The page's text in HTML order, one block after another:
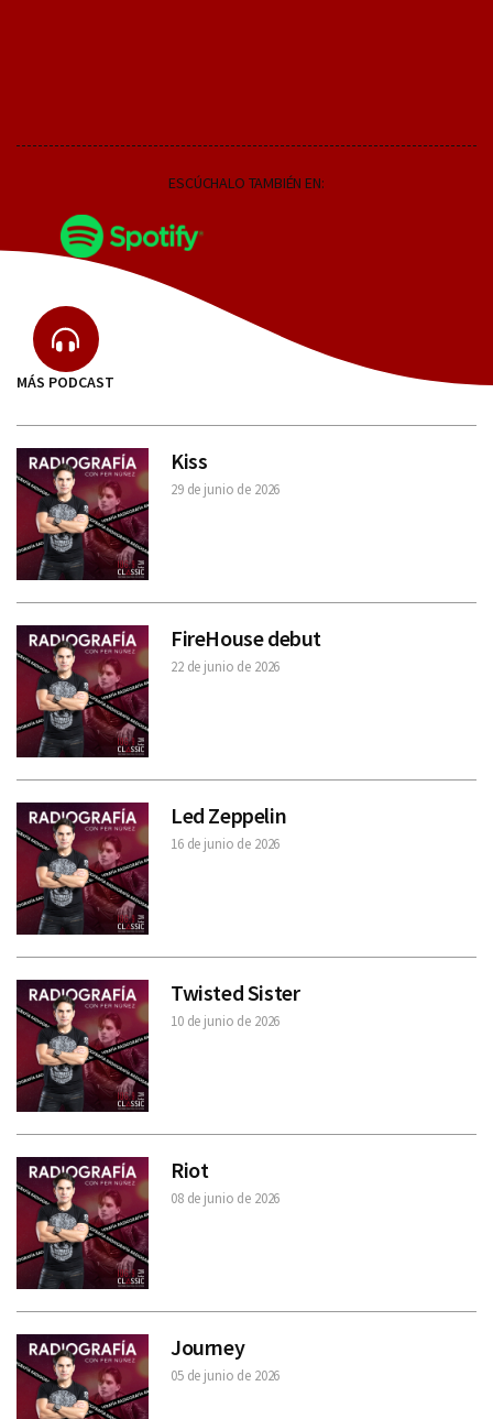
ESCÚCHALO TAMBIÉN EN:
MÁS PODCAST
Kiss
29 de junio de 2026
FireHouse debut
22 de junio de 2026
Led Zeppelin
16 de junio de 2026
Twisted Sister
10 de junio de 2026
Riot
08 de junio de 2026
Journey
05 de junio de 2026